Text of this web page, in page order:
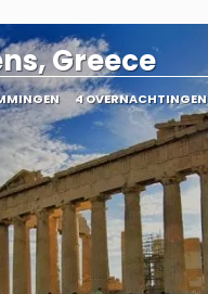
Greece
4 OVERNACHTINGEN